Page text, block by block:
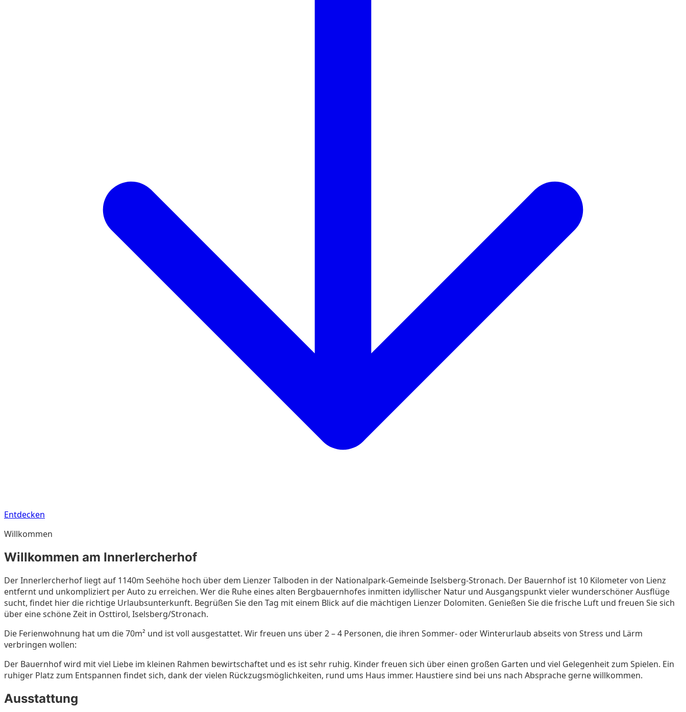
Entdecken
Willkommen
Willkommen am Innerlercherhof
Der Innerlercherhof liegt auf 1140m Seehöhe hoch über dem Lienzer Talboden in der Nationalpark-Gemeinde Iselsberg-Stronach. Der Bauernhof ist 10 Kilometer von Lienz
entfernt und unkompliziert per Auto zu erreichen. Wer die Ruhe eines alten Bergbauernhofes inmitten idyllischer Natur und Ausgangspunkt vieler wunderschöner Ausflüge
sucht, findet hier die richtige Urlaubsunterkunft. Begrüßen Sie den Tag mit einem Blick auf die mächtigen Lienzer Dolomiten. Genießen Sie die frische Luft und freuen Sie sich
über eine schöne Zeit in Osttirol, Iselsberg/Stronach.
Die Ferienwohnung hat um die 70m² und ist voll ausgestattet. Wir freuen uns über 2 – 4 Personen, die ihren Sommer- oder Winterurlaub abseits von Stress und Lärm
verbringen wollen:
Der Bauernhof wird mit viel Liebe im kleinen Rahmen bewirtschaftet und es ist sehr ruhig. Kinder freuen sich über einen großen Garten und viel Gelegenheit zum Spielen. Ein
ruhiger Platz zum Entspannen findet sich, dank der vielen Rückzugsmöglichkeiten, rund ums Haus immer. Haustiere sind bei uns nach Absprache gerne willkommen.
Ausstattung